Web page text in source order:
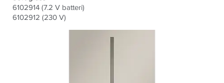
6102914 (7.2 V batteri)
6102912 (230 V)